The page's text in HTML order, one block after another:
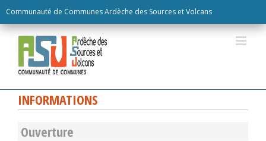
Communauté de Communes Ardèche des Sources et Volcans
to
content
INFORMATIONS
Ouverture